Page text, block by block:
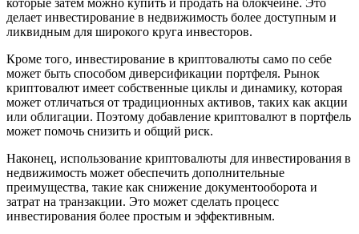
делает инвестирование в недвижимость более доступным и
ликвидным для широкого круга инвесторов.
Кроме того, инвестирование в криптовалюты само по себе
может быть способом диверсификации портфеля. Рынок
криптовалют имеет собственные циклы и динамику, которая
может отличаться от традиционных активов, таких как акции
или облигации. Поэтому добавление криптовалют в портфель
может помочь снизить и общий риск.
Наконец, использование криптовалюты для инвестирования в
недвижимость может обеспечить дополнительные
преимущества, такие как снижение документооборота и
затрат на транзакции. Это может сделать процесс
инвестирования более простым и эффективным.